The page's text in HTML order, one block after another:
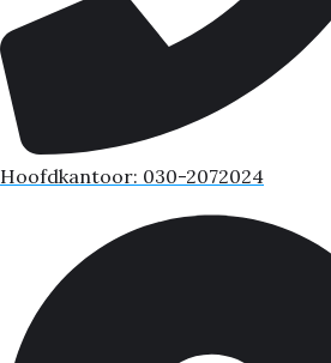
Hoofdkantoor: 030-2072024